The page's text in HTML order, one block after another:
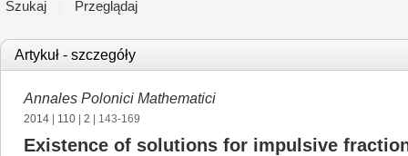
Szukaj Przeglądaj
Artykuł - szczegóły
Annales Polonici Mathematici
2014 110 2 | 143-169
Existence of solutions for impulsive